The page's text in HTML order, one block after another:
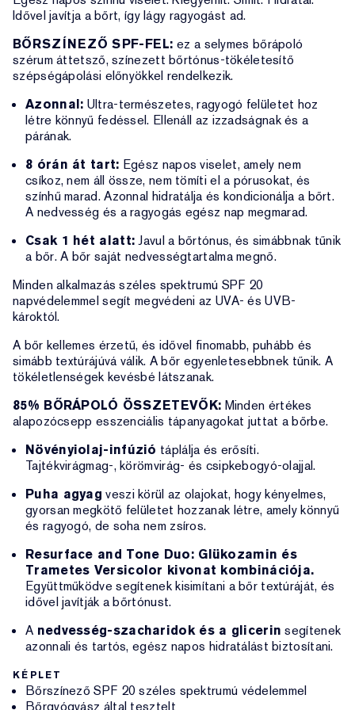
Idővel javítja a bőrt, így lágy ragyogást ad.
BŐRSZÍNEZŐ SPF-FEL: ez a selymes bőrápoló
szérum áttetsző, színezett bőrtónus-tökéletesítő
szépségápolási előnyökkel rendelkezik.
Azonnal: Ultra-természetes, ragyogó felületet hoz
létre könnyű fedéssel. Ellenáll az izzadságnak és a
párának.
8 órán át tart: Egész napos viselet, amely nem
csíkoz, nem áll össze, nem tömíti el a pórusokat, és
színhű marad. Azonnal hidratálja és kondicionálja a bőrt.
A nedvesség és a ragyogás egész nap megmarad.
Csak 1 hét alatt:Javul a bőrtónus, és simábbnak tűnik
a bőr. A bőr saját nedvességtartalma megnő.
Minden alkalmazás széles spektrumú SPF 20
napvédelemmel segít megvédeni az UVA- és UVB-
károktól.
A bőr kellemes érzetű, és idővel finomabb, puhább és
simább textúrájúvá válik. A bőr egyenletesebbnek tűnik. A
tökéletlenségek kevésbé látszanak.
85% BŐRÁPOLÓ ÖSSZETEVŐK: Minden értékes
alapozócsepp esszenciális tápanyagokat juttat a bőrbe.
Növényiolaj-infúzió táplálja és erősíti.
Tajtékvirágmag-, körömvirág- és csipkebogyó-olajjal.
Puha agyag veszi körül az olajokat, hogy kényelmes,
gyorsan megkötő felületet hozzanak létre, amely könnyű
és ragyogó, de soha nem zsíros.
Resurface and Tone Duo: Glükozamin és
Trametes Versicolor kivonat kombinációja.
Együttműködve segítenek kisimítani a bőr textúráját, és
idővel javítják a bőrtónust.
A nedvesség-szacharidok és a glicerin segítenek
azonnali és tartós, egész napos hidratálást biztosítani.
KÉPLET
Bőrszínező SPF 20 széles spektrumú védelemmel
Bőrgyógyász által tesztelt